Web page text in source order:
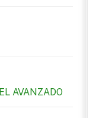
AVANZADO